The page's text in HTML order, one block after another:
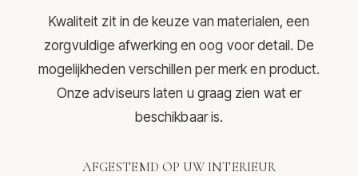
Kwaliteit zit in de keuze van materialen, een
zorgvuldige afwerking en oog voor detail. De
mogelijkheden verschillen per merk en product.
Onze adviseurs laten u graag zien wat er
beschikbaar is.
AFGESTEMD OP UW INTERIEUR